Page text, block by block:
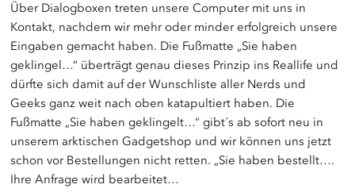
Über Dialogboxen treten unsere Computer mit uns in
Kontakt, nachdem wir mehr oder minder erfolgreich unsere
Eingaben gemacht haben. Die Fußmatte „Sie haben
geklingel…“ überträgt genau dieses Prinzip ins Reallife und
dürfte sich damit auf der Wunschliste aller Nerds und
Geeks ganz weit nach oben katapultiert haben. Die
Fußmatte „Sie haben geklingelt…“ gibt´s ab sofort neu in
unserem arktischen Gadgetshop und wir können uns jetzt
schon vor Bestellungen nicht retten. „Sie haben bestellt….
Ihre Anfrage wird bearbeitet…